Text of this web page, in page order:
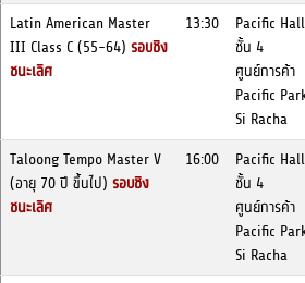
Latin American Master
III Class C (55-64) รอบชิง
ชนะเลิศ
13:30
Pacific Hall
ชั้น 4
ศูนย์การค้า
Pacific
Si Racha
Taloong Tempo Master V
(อายุ 70 ปี ขึ้นไป) รอบชิง
ชนะเลิศ
16:00
Pacific Hall
ชั้น 4
ศูนย์การค้า
Pacific
Si Racha